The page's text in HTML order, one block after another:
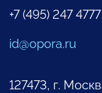
+7 (495) 247 4777
id@opora.ru
127473, г.